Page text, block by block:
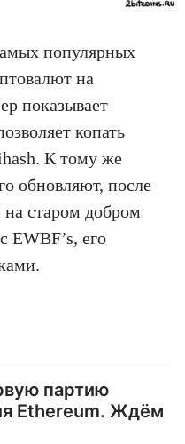
популярных
на
показывает
копать
К тому же
обновляют, после
на старом добром
EWBF’s, его
партию
Ethereum. Ждём